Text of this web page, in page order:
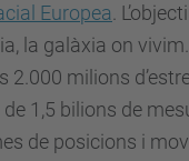
Europea .
la galàxia on
2.000 milions
de 1,5 bilions de
de posicions i